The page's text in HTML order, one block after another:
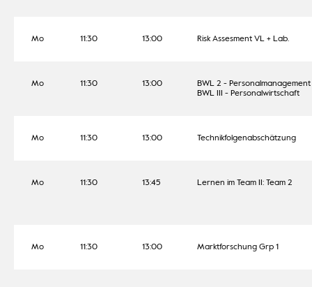
Mo 11:30 13:00 Risk Assesment VL + Lab.
Mo 11:30 13:00
BWL 2 -
BWL III - Personalwirtschaft
Mo 11:30 13:00 Technikfolgenabschätzung
Mo 11:30 13:45 Lernen im Team II: Team 2
Mo 11:30 13:00 Marktforschung Grp 1